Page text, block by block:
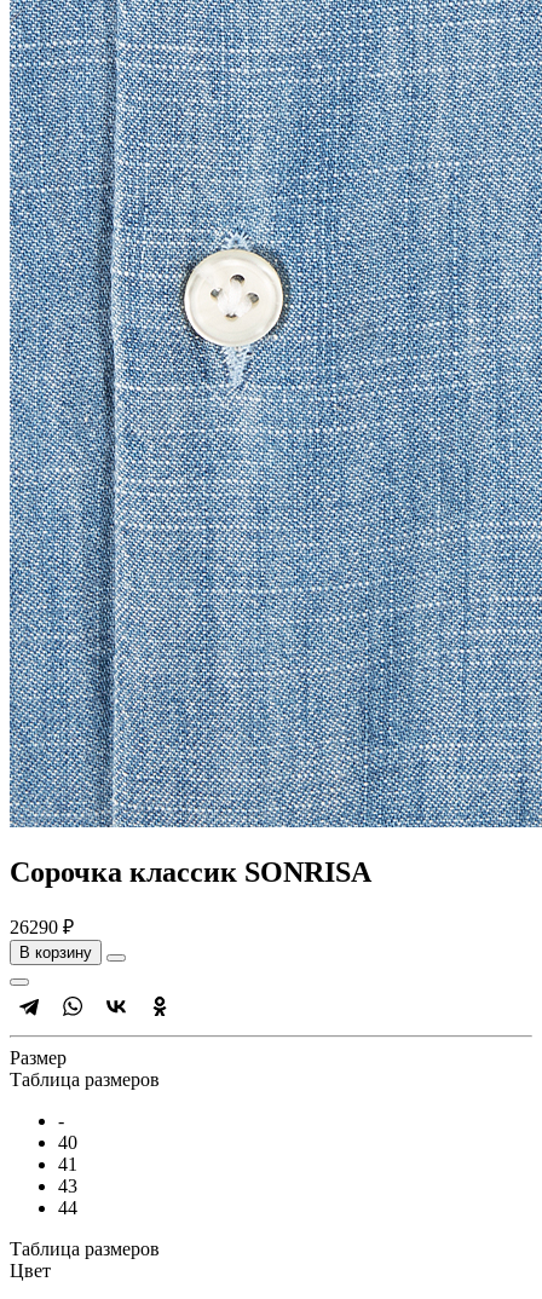
Сорочка классик SONRISA
26290 ₽
В корзину
Размер
Таблица размеров
-
40
41
43
44
Таблица размеров
Цвет